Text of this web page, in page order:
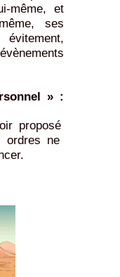
même, et
ses
» :
proposé
ordres ne